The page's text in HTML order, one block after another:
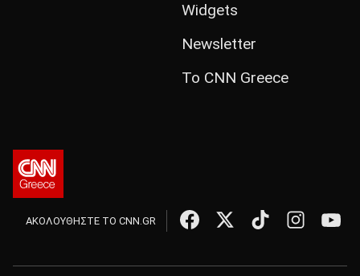
Widgets
Newsletter
Το CNN Greece
ΑΚΟΛΟΥΘΗΣΤΕ ΤΟ CNN.GR